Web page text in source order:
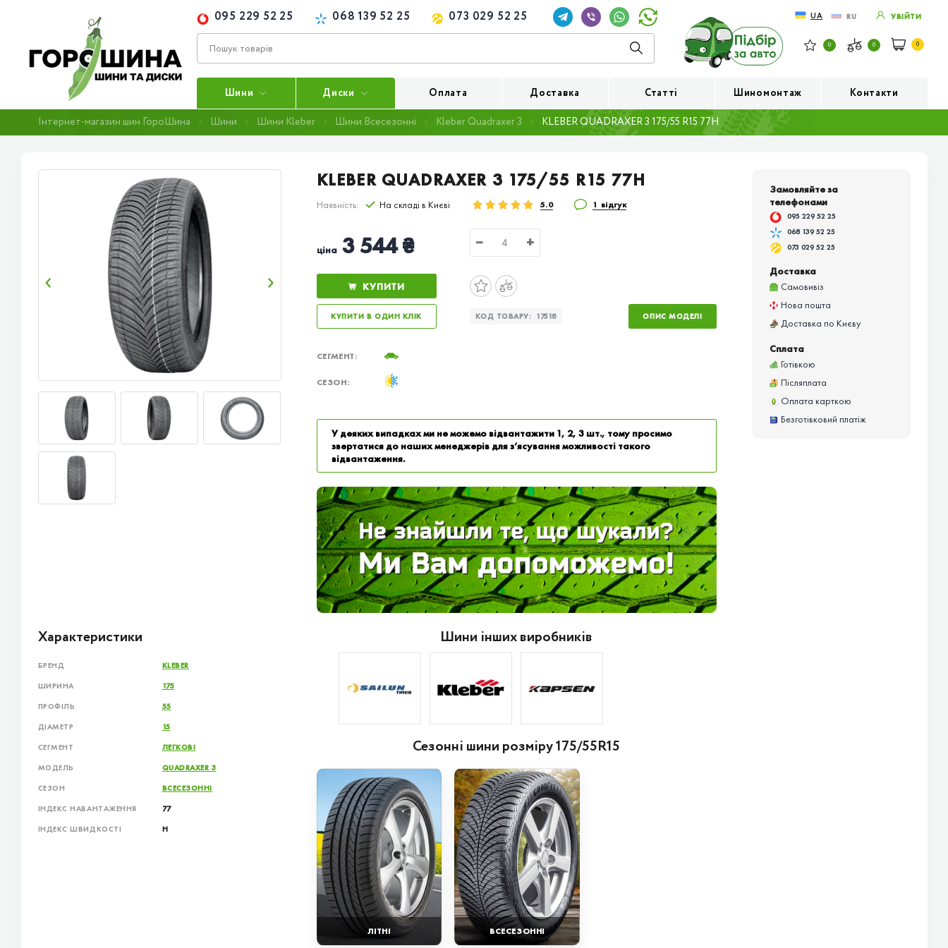
095 229 52 25 068 139 52 25 073 029 52 25 UA RU УВІЙТИ
0 0 0
Шини Диски Оплата Доставка Статті Шиномонтаж Контакти
Інтернет-магазин шин ГороШина Шини Шини Kleber Шини Всесезонні Kleber Quadraxer 3 KLEBER QUADRAXER 3 175/55 R15 77H
KLEBER QUADRAXER 3 175/55 R15 77H
Наявність: На складі в Києві 5.0 1 відгук
ціна3 544 ₴ − +
КУПИТИ
КУПИТИ В ОДИН КЛІК КОД ТОВАРУ: 17518 ОПИС МОДЕЛІ
СЕГМЕНТ:
СЕЗОН:
У деяких випадках ми не можемо відвантажити 1, 2, 3 шт., тому просимо
звертатися до наших менеджерів для з’ясування можливості такого
відвантаження.
Замовляйте за
телефонами
095 229 52 25
068 139 52 25
073 029 52 25
Доставка
Самовивіз
Нова пошта
Доставка по Києву
Сплата
Готівкою
Післяплата
Оплата карткою
Безготівковий платіж
Характеристики
БРЕНД KLEBER
ШИРИНА 175
ПРОФІЛЬ 55
ДІАМЕТР 15
СЕГМЕНТ ЛЕГКОВІ
МОДЕЛЬ QUADRAXER 3
СЕЗОН ВСЕСЕЗОННІ
ІНДЕКС НАВАНТАЖЕННЯ 77
ІНДЕКС ШВИДКОСТІ H
Шини інших виробників
Сезонні шини розміру 175/55R15
ЛІТНІ ВСЕСЕЗОННІ